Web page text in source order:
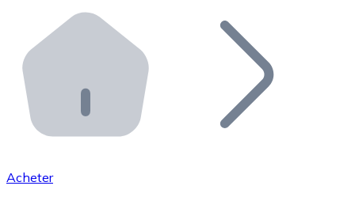
Distributeurs automatiques Bitnovo
Intégrez un ATM Bitnovo dans votre entreprise et
API Bitnovo
Intégrez notre API dans votre écosystème.
Rejoignez notre réseau de distributeurs et
Acheter